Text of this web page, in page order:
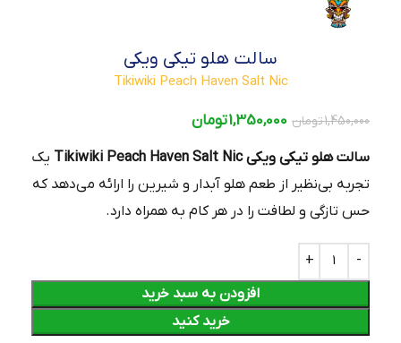
سالت هلو تیکی ویکی
Tikiwiki Peach Haven Salt Nic
1,450,000تومان 1,350,000تومان
سالت هلو تیکی ویکی Tikiwiki Peach Haven Salt Nic
یک
تجربه بی‌نظیر از طعم هلو آبدار و شیرین را ارائه می‌دهد که
حس تازگی و لطافت را در هر کام به همراه دارد.
افزودن به سبد خرید
خرید کنید